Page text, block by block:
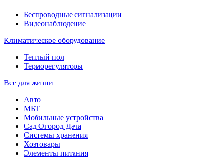
Беспроводные сигнализации
Видеонаблюдение
Климатическое оборудование
Теплый пол
Терморегуляторы
Все для жизни
Авто
МБТ
Мобильные устройства
Сад Огород Дача
Системы хранения
Хозтовары
Элементы питания